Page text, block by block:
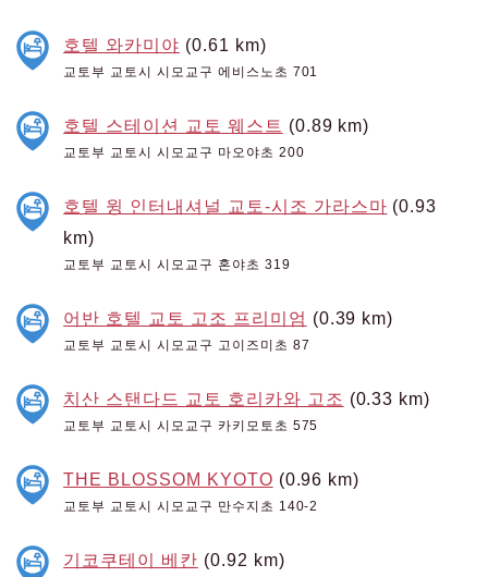
호텔 와카미야 (0.61 km)
교토부 교토시 시모교구 에비스노초 701
호텔 스테이션 교토 웨스트 (0.89 km)
교토부 교토시 시모교구 마오야초 200
호텔 윙 인터내셔널 교토-시조 가라스마 (0.93
km)
교토부 교토시 시모교구 혼야초 319
어반 호텔 교토 고조 프리미엄 (0.39 km)
교토부 교토시 시모교구 고이즈미초 87
치산 스탠다드 교토 호리카와 고조 (0.33 km)
교토부 교토시 시모교구 카키모토초 575
THE BLOSSOM KYOTO (0.96 km)
교토부 교토시 시모교구 만수지초 140-2
기코쿠테이 베칸 (0.92 km)